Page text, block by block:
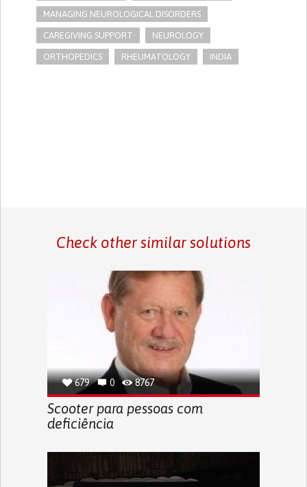
MANAGING NEUROLOGICAL DISORDERS
CAREGIVING SUPPORT NEUROLOGY
ORTHOPEDICS RHEUMATOLOGY INDIA
Check other similar solutions
679 0 8767
Scooter para pessoas com
deficiência